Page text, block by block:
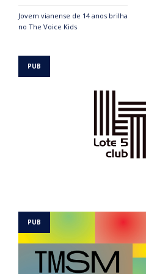
Jovem vianense de 14 anos brilha
no The Voice Kids